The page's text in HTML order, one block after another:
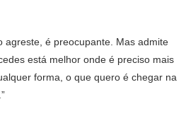
agreste, é preocupante. Mas admite
está melhor onde é preciso mais
forma, o que quero é chegar na